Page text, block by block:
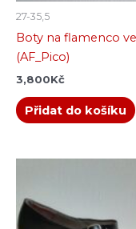
27-35,5
Boty na flamenco
(AF_Pico)
3,800Kč
Přidat do košíku